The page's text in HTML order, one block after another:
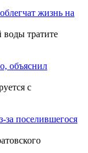
жизнь на
воды тратите
объяснил
с
за поселившегося